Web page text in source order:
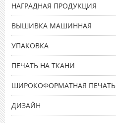
НАГРАДНАЯ ПРОДУКЦИЯ
ВЫШИВКА МАШИННАЯ
УПАКОВКА
ПЕЧАТЬ НА ТКАНИ
ШИРОКОФОРМАТНАЯ ПЕЧАТЬ
ДИЗАЙН